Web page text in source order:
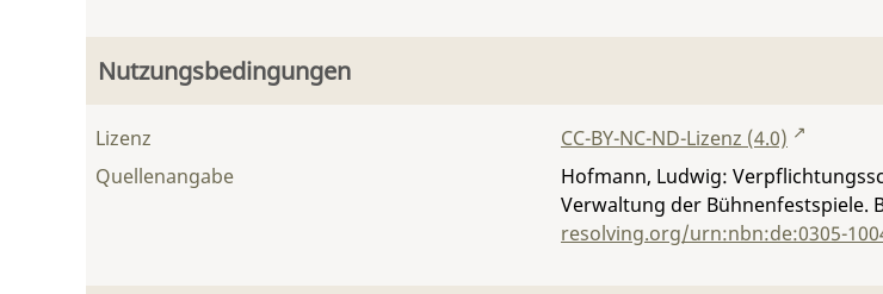
Nutzungsbedingungen
Lizenz
CC-BY-NC-ND-Lizenz (4.0)
Quellenangabe
Hofmann, Ludwig:
Verwaltung der Bühnenfestspiele.
resolving.org/urn:nbn:de:0305-